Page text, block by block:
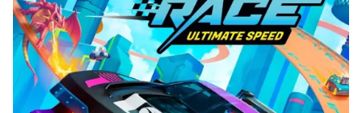
RECENZJE
ARTYKUŁY
WSPARCIE